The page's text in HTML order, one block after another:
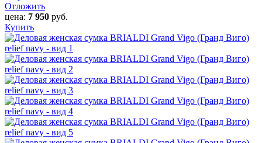
Отложить
цена: 7 950 руб.
Купить